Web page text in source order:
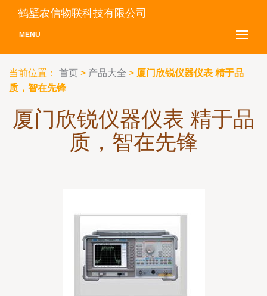
鹤壁农信物联科技有限公司
MENU
当前位置： 首页 > 产品大全 > 厦门欣锐仪器仪表 精于品
质，智在先锋
厦门欣锐仪器仪表 精于品
质，智在先锋